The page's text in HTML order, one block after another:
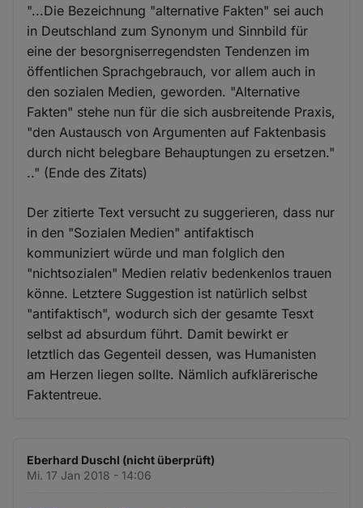
"...Die Bezeichnung "alternative Fakten" sei auch
in Deutschland zum Synonym und Sinnbild für
eine der besorgniserregendsten Tendenzen im
öffentlichen Sprachgebrauch, vor allem auch in
den sozialen Medien, geworden. "Alternative
Fakten" stehe nun für die sich ausbreitende Praxis,
"den Austausch von Argumenten auf Faktenbasis
durch nicht belegbare Behauptungen zu ersetzen."
.." (Ende des Zitats)
Der zitierte Text versucht zu suggerieren, dass nur
in den "Sozialen Medien" antifaktisch
kommuniziert würde und man folglich den
"nichtsozialen" Medien relativ bedenkenlos trauen
könne. Letztere Suggestion ist natürlich selbst
"antifaktisch", wodurch sich der gesamte Tesxt
selbst ad absurdum führt. Damit bewirkt er
letztlich das Gegenteil dessen, was Humanisten
am Herzen liegen sollte. Nämlich aufklärerische
Faktentreue.
Eberhard Duschl (nicht überprüft)
Mi. 17 Jan 2018 - 14:06